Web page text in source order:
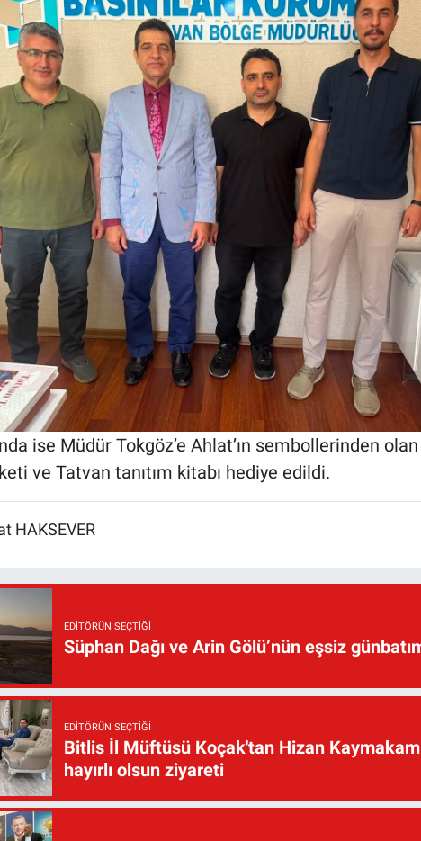
ise Müdür Tokgöz’e Ahlat’ın sembollerinden olan
ve Tatvan tanıtım kitabı hediye edildi.
HAKSEVER
EDITÖRÜN SEÇTIĞI
Süphan Dağı ve Arin Gölü’nün eşsiz
EDITÖRÜN SEÇTIĞI
Bitlis İl Müftüsü Koçak'tan Hizan
hayırlı olsun ziyareti